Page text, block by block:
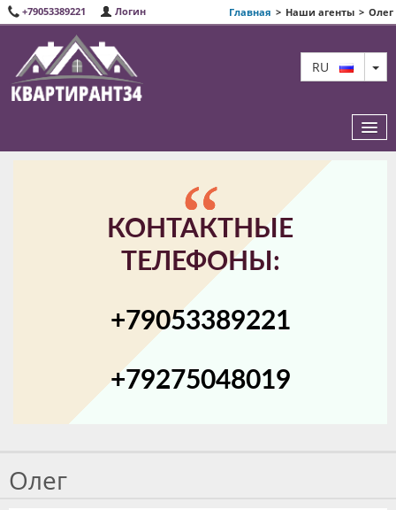
+79053389221 Логин Главная > Наши агенты > Олег
RU
ИЗБРАННЫЕ КВАРТИРЫ
КАРТА САЙТА
КОНТАКТЫ
КОНТАКТНЫЕ
ТЕЛЕФОНЫ:
+79053389221
+79275048019
Олег